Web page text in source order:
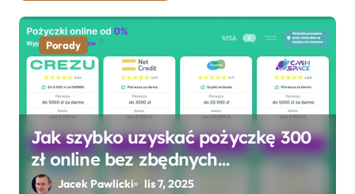
Porady
Jak szybko uzyskać pożyczkę 300
zł online bez zbędnych
formalności?
Jacek Pawlicki lis 7, 2025